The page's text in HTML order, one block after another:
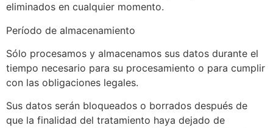
eliminados en cualquier momento.
Período de almacenamiento
Sólo procesamos y almacenamos sus datos durante el
tiempo necesario para su procesamiento o para cumplir
con las obligaciones legales.
Sus datos serán bloqueados o borrados después de
que la finalidad del tratamiento haya dejado de